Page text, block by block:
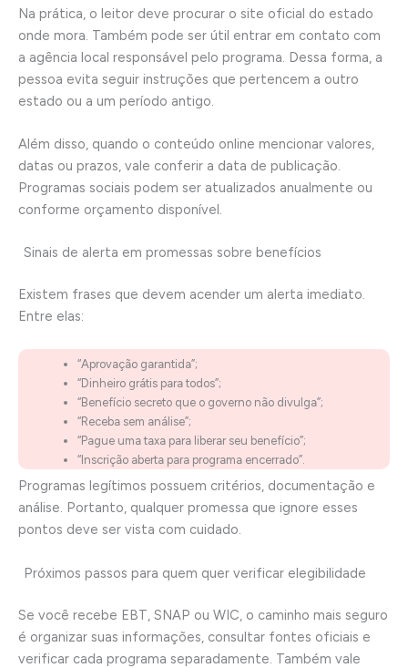
Na prática, o leitor deve procurar o site oficial do estado
onde mora. Também pode ser útil entrar em contato com
a agência local responsável pelo programa. Dessa forma, a
pessoa evita seguir instruções que pertencem a outro
estado ou a um período antigo.
Além disso, quando o conteúdo online mencionar valores,
datas ou prazos, vale conferir a data de publicação.
Programas sociais podem ser atualizados anualmente ou
conforme orçamento disponível.
Sinais de alerta em promessas sobre benefícios
Existem frases que devem acender um alerta imediato.
Entre elas:
“Aprovação garantida”;
“Dinheiro grátis para todos”;
“Benefício secreto que o governo não divulga”;
“Receba sem análise”;
“Pague uma taxa para liberar seu benefício”;
“Inscrição aberta para programa encerrado”.
Programas legítimos possuem critérios, documentação e
análise. Portanto, qualquer promessa que ignore esses
pontos deve ser vista com cuidado.
Próximos passos para quem quer verificar elegibilidade
Se você recebe EBT, SNAP ou WIC, o caminho mais seguro
é organizar suas informações, consultar fontes oficiais e
verificar cada programa separadamente. Também vale